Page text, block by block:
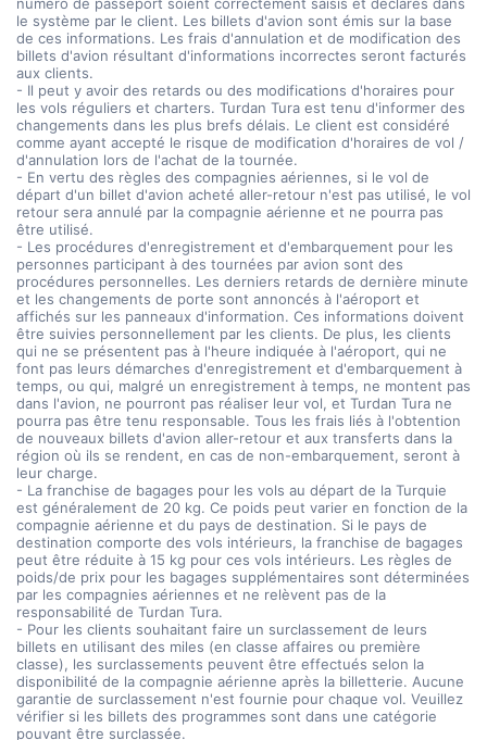
le système par le client. Les billets d'avion sont émis sur la base
de ces informations. Les frais d'annulation et de modification des
billets d'avion résultant d'informations incorrectes seront facturés
aux clients.
- Il peut y avoir des retards ou des modifications d'horaires pour
les vols réguliers et charters. Turdan Tura est tenu d'informer des
changements dans les plus brefs délais. Le client est considéré
comme ayant accepté le risque de modification d'horaires de vol /
d'annulation lors de l'achat de la tournée.
- En vertu des règles des compagnies aériennes, si le vol de
départ d'un billet d'avion acheté aller-retour n'est pas utilisé, le vol
retour sera annulé par la compagnie aérienne et ne pourra pas
être utilisé.
- Les procédures d'enregistrement et d'embarquement pour les
personnes participant à des tournées par avion sont des
procédures personnelles. Les derniers retards de dernière minute
et les changements de porte sont annoncés à l'aéroport et
affichés sur les panneaux d'information. Ces informations doivent
être suivies personnellement par les clients. De plus, les clients
qui ne se présentent pas à l'heure indiquée à l'aéroport, qui ne
font pas leurs démarches d'enregistrement et d'embarquement à
temps, ou qui, malgré un enregistrement à temps, ne montent pas
dans l'avion, ne pourront pas réaliser leur vol, et Turdan Tura ne
pourra pas être tenu responsable. Tous les frais liés à l'obtention
de nouveaux billets d'avion aller-retour et aux transferts dans la
région où ils se rendent, en cas de non-embarquement, seront à
leur charge.
- La franchise de bagages pour les vols au départ de la Turquie
est généralement de 20 kg. Ce poids peut varier en fonction de la
compagnie aérienne et du pays de destination. Si le pays de
destination comporte des vols intérieurs, la franchise de bagages
peut être réduite à 15 kg pour ces vols intérieurs. Les règles de
poids/de prix pour les bagages supplémentaires sont déterminées
par les compagnies aériennes et ne relèvent pas de la
responsabilité de Turdan Tura.
- Pour les clients souhaitant faire un surclassement de leurs
billets en utilisant des miles (en classe affaires ou première
classe), les surclassements peuvent être effectués selon la
disponibilité de la compagnie aérienne après la billetterie. Aucune
garantie de surclassement n'est fournie pour chaque vol. Veuillez
vérifier si les billets des programmes sont dans une catégorie
pouvant être surclassée.